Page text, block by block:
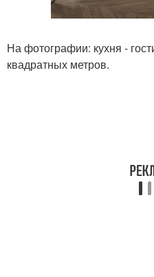
На фотографии: кухня -
квадратных метров.